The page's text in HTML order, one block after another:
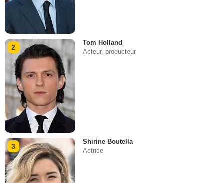
2
Tom Holland
Acteur, producteur
3
Shirine Boutella
Actrice